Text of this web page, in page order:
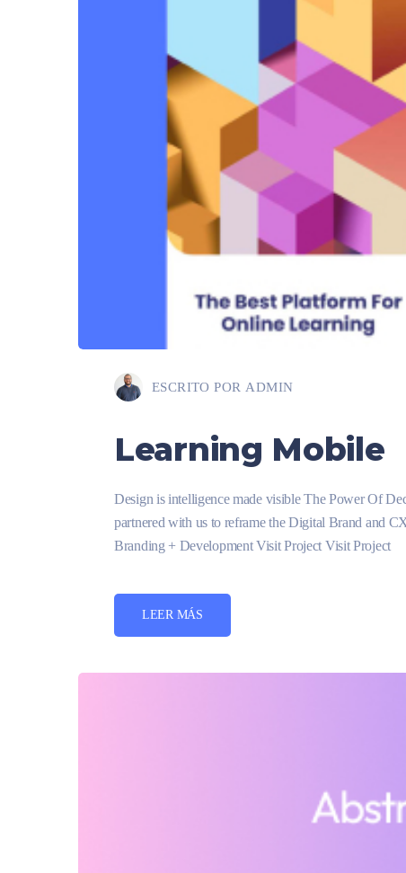
ESCRITO POR ADMIN
Learning Mobile
Design is intelligence made visible The Power Of
partnered with us to reframe the Digital Brand and
Branding + Development Visit Project Visit Project
LEER MÁS